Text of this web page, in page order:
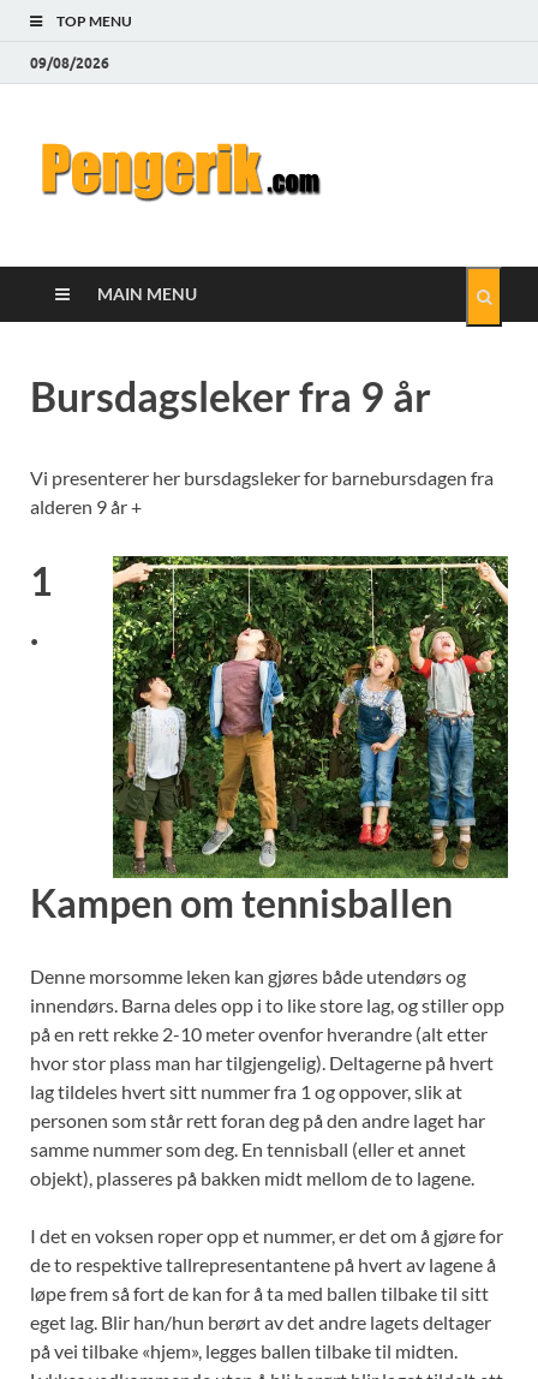
TOP MENU
09/08/2026
MAIN MENU
Bursdagsleker fra 9 år
Vi presenterer her bursdagsleker for barnebursdagen fra
alderen 9 år +
1
.
Kampen om tennisballen
Denne morsomme leken kan gjøres både utendørs og
innendørs. Barna deles opp i to like store lag, og stiller opp
på en rett rekke 2-10 meter ovenfor hverandre (alt etter
hvor stor plass man har tilgjengelig). Deltagerne på hvert
lag tildeles hvert sitt nummer fra 1 og oppover, slik at
personen som står rett foran deg på den andre laget har
samme nummer som deg. En tennisball (eller et annet
objekt), plasseres på bakken midt mellom de to lagene.
I det en voksen roper opp et nummer, er det om å gjøre for
de to respektive tallrepresentantene på hvert av lagene å
løpe frem så fort de kan for å ta med ballen tilbake til sitt
eget lag. Blir han/hun berørt av det andre lagets deltager
på vei tilbake «hjem», legges ballen tilbake til midten.